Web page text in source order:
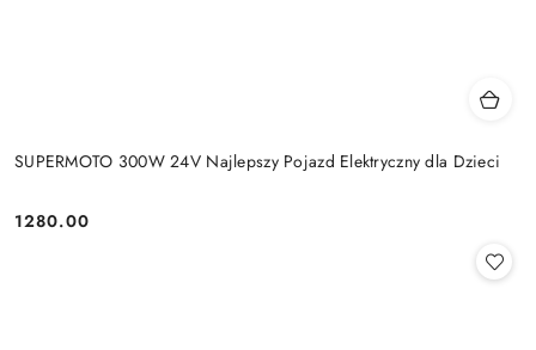
SUPERMOTO 300W 24V Najlepszy Pojazd Elektryczny dla Dzieci
Cena:
1280.00